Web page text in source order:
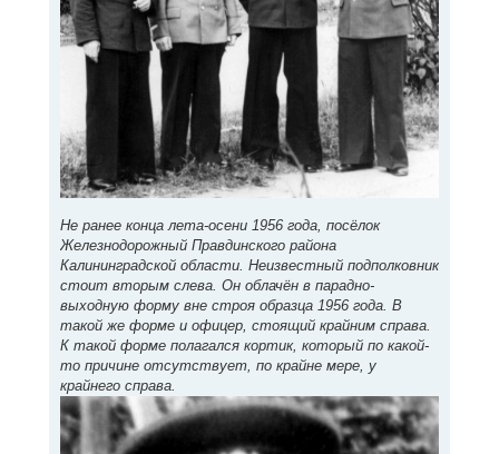
Не ранее конца лета-осени 1956 года, посёлок
Железнодорожный Правдинского района
Калининградской области. Неизвестный подполковник
стоит вторым слева. Он облачён в парадно-
выходную форму вне строя образца 1956 года. В
такой же форме и офицер, стоящий крайним справа.
К такой форме полагался кортик, который по какой-
то причине отсутствует, по крайне мере, у
крайнего справа.